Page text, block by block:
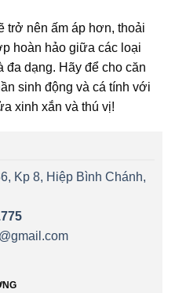
trở nên ấm áp hơn, thoải
hoàn hảo giữa các loại
đa dạng. Hãy để cho căn
sinh động và cá tính với
xinh xắn và thú vị!
Kp 8, Hiệp Bình Chánh,